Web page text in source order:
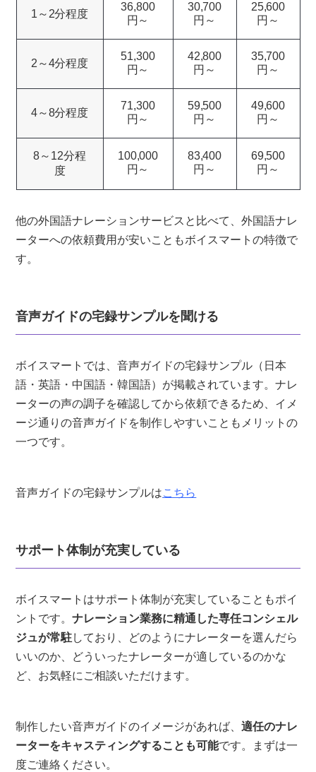
1～2分程度
36,800
円～
30,700
円～
25,600
円～
2～4分程度
51,300
円～
42,800
円～
35,700
円～
4～8分程度
71,300
円～
59,500
円～
49,600
円～
8～12分程
度
100,000
円～
83,400
円～
69,500
円～
他の外国語ナレーションサービスと比べて、外国語ナレ
ーターへの依頼費用が安いこともボイスマートの特徴で
す。
音声ガイドの宅録サンプルを聞ける
ボイスマートでは、音声ガイドの宅録サンプル（日本
語・英語・中国語・韓国語）が掲載されています。ナレ
ーターの声の調子を確認してから依頼できるため、イメ
ージ通りの音声ガイドを制作しやすいこともメリットの
一つです。
音声ガイドの宅録サンプルはこちら
サポート体制が充実している
ボイスマートはサポート体制が充実していることもポイ
ントです。ナレーション業務に精通した専任コンシェル
ジュが常駐しており、どのようにナレーターを選んだら
いいのか、どういったナレーターが適しているのかな
ど、お気軽にご相談いただけます。
制作したい音声ガイドのイメージがあれば、適任のナレ
ーターをキャスティングすることも可能です。まずは一
度ご連絡ください。